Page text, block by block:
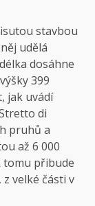
stavbou
udělá
dosáhne
399
jak uvádí
di
pruhů a
až 6 000
tomu přibude
velké části v